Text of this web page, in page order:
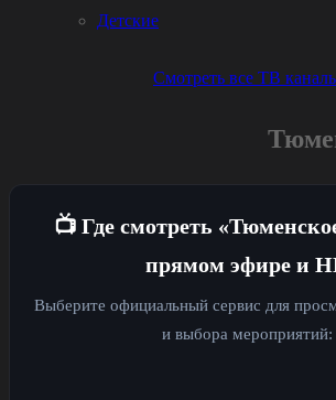
Детские
Смотреть все ТВ
📺 Где смотреть
прямом эфире и
Выберите официальный сервис для
и выбора мероприятий: